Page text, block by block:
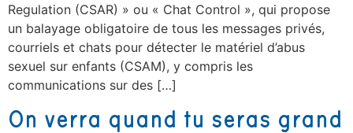
Regulation (CSAR) » ou « Chat Control », qui propose
un balayage obligatoire de tous les messages privés,
courriels et chats pour détecter le matériel d’abus
sexuel sur enfants (CSAM), y compris les
communications sur des […]
On verra quand tu seras grand